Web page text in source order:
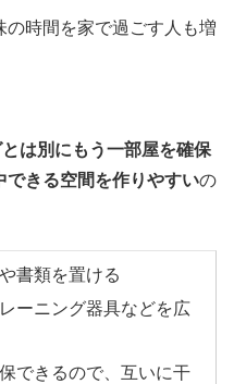
時間を家で過ごす人も増
は別にもう一部屋を確保
できる空間を作りやすいの
書類を置ける
ーニング器具などを広
できるので、互いに干